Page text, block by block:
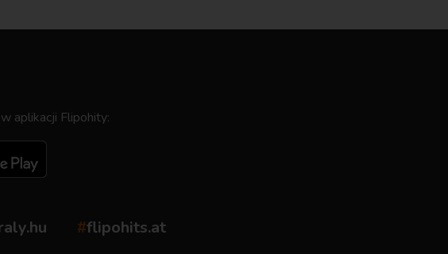
aplikacji Flipohity:
#flipohits.at